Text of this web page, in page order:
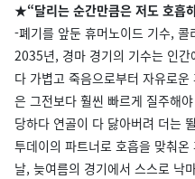
★“달리는 순간만큼은 저도 호흡
-폐기를 앞둔 휴머노이드 기수, 콜
2035년, 경마 경기의 기수는 인
다 가볍고 죽음으로부터 자유로
은 그전보다 훨씬 빠르게 질주해
당하다 연골이 다 닳아버려 더는
투데이의 파트너로 호흡을 맞춰온
날, 늦여름의 경기에서 스스로 낙